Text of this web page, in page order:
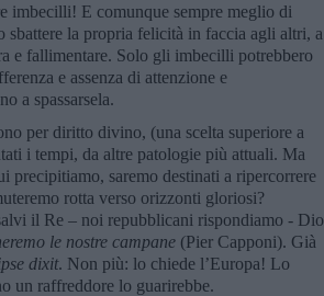
imbecilli! E comunque sempre meglio di
sbattere la propria felicità in faccia agli altri, a
e fallimentare. Solo gli imbecilli potrebbero
e assenza di attenzione e
a spassarsela.
per diritto divino, (una scelta superiore a
i tempi, da altre patologie più attuali. Ma
precipitiamo, saremo destinati a ripercorrere
rotta verso orizzonti gloriosi?
il Re – noi repubblicani rispondiamo - Dio
le nostre campane (Pier Capponi). Già
dixit. Non più: lo chiede l’Europa! Lo
un raffreddore lo guarirebbe.